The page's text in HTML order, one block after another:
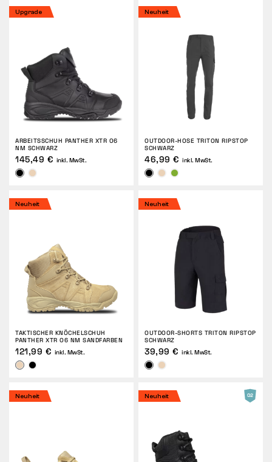
Upgrade
ARBEITSSCHUH PANTHER XTR O6
NM SCHWARZ
145,49 € inkl. MwSt.
Neuheit
OUTDOOR-HOSE TRITON RIPSTOP
SCHWARZ
46,99 € inkl. MwSt.
Neuheit
TAKTISCHER KNÖCHELSCHUH
PANTHER XTR O6 NM SANDFARBEN
121,99 € inkl. MwSt.
Neuheit
OUTDOOR-SHORTS TRITON RIPSTOP
SCHWARZ
39,99 € inkl. MwSt.
Neuheit Neuheit